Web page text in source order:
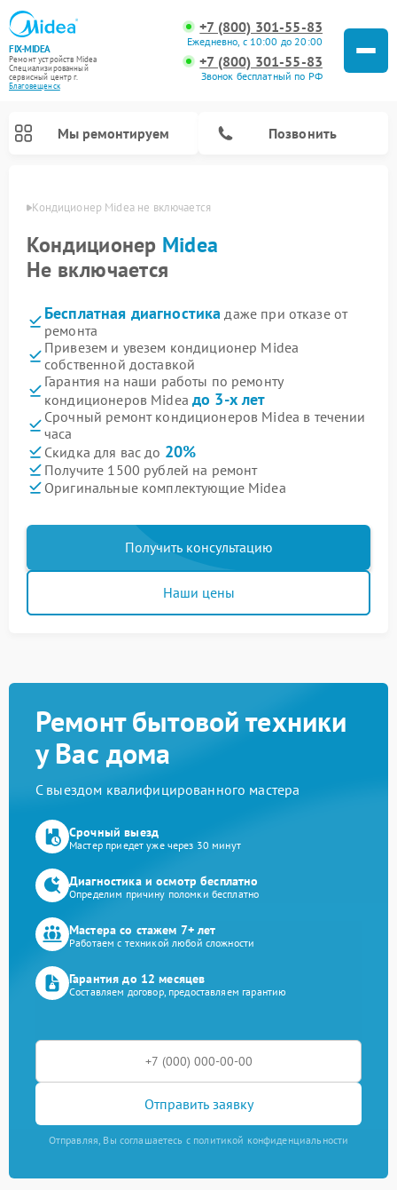
FIX-MIDEA
Ремонт устройств Midea
Специализированный
cервисный центр г.
Благовещенск
+7 (800) 301-55-83
Ежедневно, с 10:00 до 20:00
+7 (800) 301-55-83
Звонок бесплатный по РФ
Мы ремонтируем Позвонить
Кондиционер Midea не включается
Кондиционер Midea
Не включается
Бесплатная диагностика даже при отказе от
ремонта
Привезем и увезем кондиционер Midea
собственной доставкой
Гарантия на наши работы по ремонту
кондиционеров Mideaдо 3-х лет
Срочный ремонт кондиционеров Midea в течении
часа
Скидка для вас до 20%
Получите 1500 рублей на ремонт
Оригинальные комплектующие Midea
Получить консультацию
Наши цены
Ремонт бытовой техники
у Вас дома
С выездом квалифицированного мастера
Срочный выезд
Мастер приедет уже через 30 минут
Диагностика и осмотр бесплатно
Определим причину поломки бесплатно
Мастера со стажем 7+ лет
Работаем с техникой любой сложности
Гарантия до 12 месяцев
Составляем договор, предоставляем гарантию
Отправить заявку
Отправляя, Вы соглашаетесь с политикой конфиденциальности